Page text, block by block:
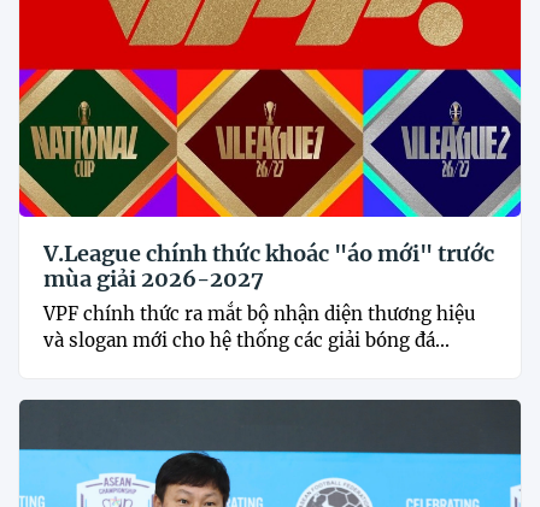
V.League chính thức khoác "áo mới" trước
mùa giải 2026-2027
VPF chính thức ra mắt bộ nhận diện thương hiệu
và slogan mới cho hệ thống các giải bóng đá...